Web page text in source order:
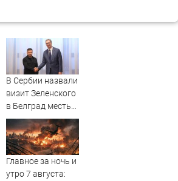
В Сербии назвали
визит Зеленского
в Белград местью
ЕС - Новости на
Вести.ru
Главное за ночь и
утро 7 августа: